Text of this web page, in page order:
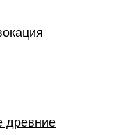
древние